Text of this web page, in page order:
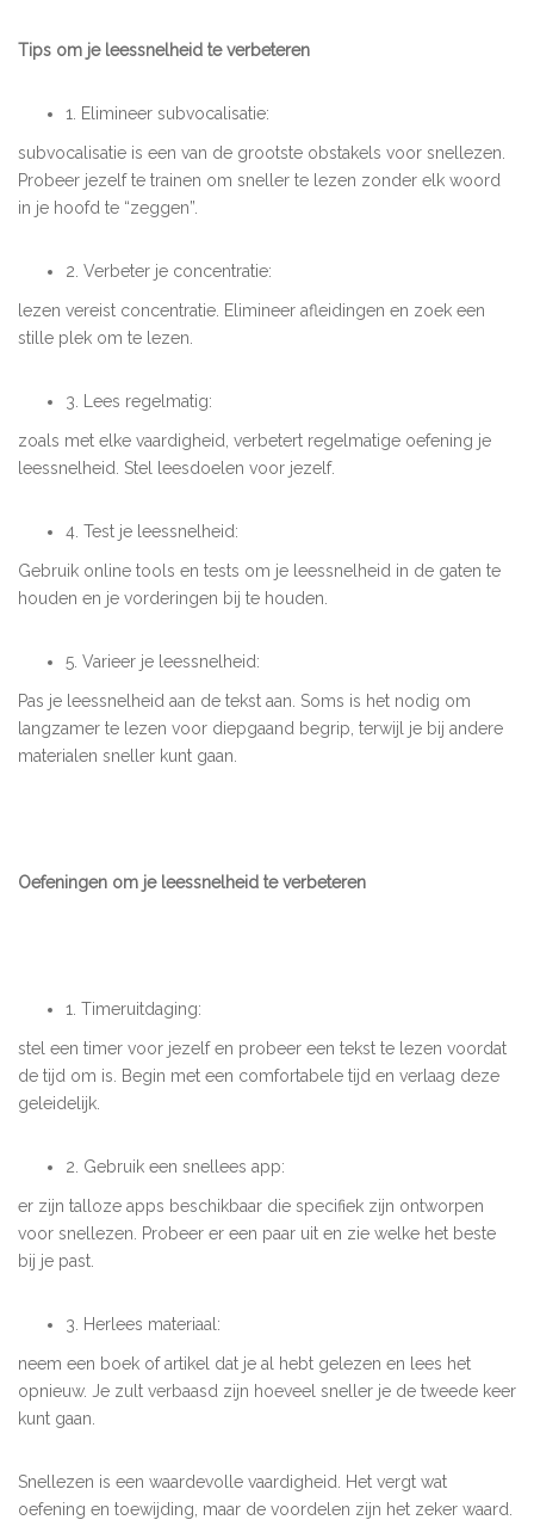
Tips om je leessnelheid te verbeteren
1. Elimineer subvocalisatie:
subvocalisatie is een van de grootste obstakels voor snellezen.
Probeer jezelf te trainen om sneller te lezen zonder elk woord
in je hoofd te “zeggen”.
2. Verbeter je concentratie:
lezen vereist concentratie. Elimineer afleidingen en zoek een
stille plek om te lezen.
3. Lees regelmatig:
zoals met elke vaardigheid, verbetert regelmatige oefening je
leessnelheid. Stel leesdoelen voor jezelf.
4. Test je leessnelheid:
Gebruik online tools en tests om je leessnelheid in de gaten te
houden en je vorderingen bij te houden.
5. Varieer je leessnelheid:
Pas je leessnelheid aan de tekst aan. Soms is het nodig om
langzamer te lezen voor diepgaand begrip, terwijl je bij andere
materialen sneller kunt gaan.
Oefeningen om je leessnelheid te verbeteren
1. Timeruitdaging:
stel een timer voor jezelf en probeer een tekst te lezen voordat
de tijd om is. Begin met een comfortabele tijd en verlaag deze
geleidelijk.
2. Gebruik een snellees app:
er zijn talloze apps beschikbaar die specifiek zijn ontworpen
voor snellezen. Probeer er een paar uit en zie welke het beste
bij je past.
3. Herlees materiaal:
neem een boek of artikel dat je al hebt gelezen en lees het
opnieuw. Je zult verbaasd zijn hoeveel sneller je de tweede keer
kunt gaan.
Snellezen is een waardevolle vaardigheid. Het vergt wat
oefening en toewijding, maar de voordelen zijn het zeker waard.